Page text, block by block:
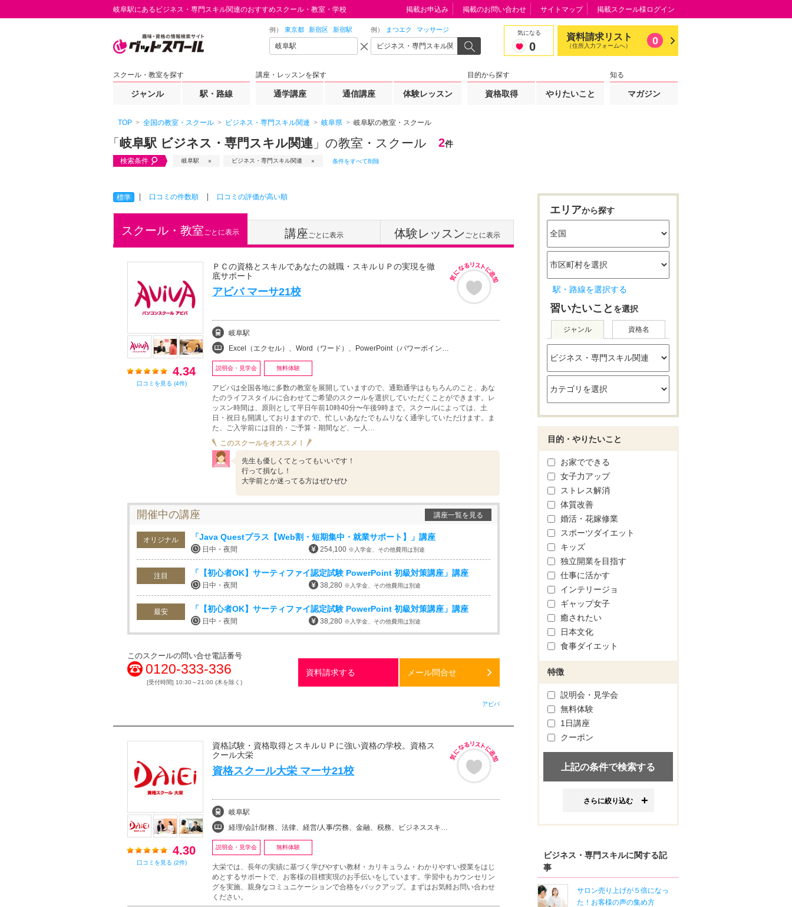
岐阜駅にあるビジネス・専門スキル関連のおすすめスクール・教室・学校
例） 東京都 新宿区 新宿駅 例） まつエク マッサージ 気になる
0
資料請求リスト
（住所入力フォームへ） 0
スクール・教室を探す
ジャンル 駅・路線
講座・レッスンを探す
通学講座 通信講座 体験レッスン
目的から探す
資格取得 やりたいこと
知る
マガジン
掲載お申込み 掲載のお問い合わせ サイトマップ 掲載スクール様ログイン
TOP 全国の教室・スクール ビジネス・専門スキル関連 岐阜県 岐阜駅の教室・スクール
「 岐阜駅 ビジネス・専門スキル関連 」の教室・スクール 2件
検索条件 岐阜駅 ビジネス・専門スキル関連 条件をすべて削除
標準 口コミの件数順 口コミの評価が高い順
スクール・教室ごとに表示 講座ごとに表示 体験レッスンごとに表示
4.34
口コミを見る (4件)
ＰＣの資格とスキルであなたの就職・スキルＵＰの実現を徹
底サポート
アビバ マーサ21校
岐阜駅
Excel（エクセル）、Word（ワード）、PowerPoint（パワーポイント・PPT）、Access（アクセス）、マ…
説明会・見学会 無料体験
アビバは全国各地に多数の教室を展開していますので、通勤通学はもちろんのこと、あな
たのライフスタイルに合わせてご希望のスクールを選択していただくことができます。レ
ッスン時間は、原則として平日午前10時40分〜午後9時まで。スクールによっては、土
日・祝日も開講しておりますので、忙しいあなたでもムリなく通学していただけます。ま
た、ご入学前には目的・ご予算・期間など、一人…
このスクールをオススメ！
先生も優しくてとってもいいです！
行って損なし！
大学前とか迷ってる方はぜひぜひ
開催中の講座 講座一覧を見る
オリジナル 「Java Questプラス【Web割・短期集中・就業サポート】」講座
日中・夜間 254,100 ※入学金、その他費用は別途
注目 「【初心者OK】サーティファイ認定試験 PowerPoint 初級対策講座」講座
日中・夜間 38,280 ※入学金、その他費用は別途
最安 「【初心者OK】サーティファイ認定試験 PowerPoint 初級対策講座」講座
日中・夜間 38,280 ※入学金、その他費用は別途
このスクールの問い合せ電話番号
0120-333-336
[受付時間] 10:30～21:00 (木を除く)
資料請求する メール問合せ
アビバ
4.30
口コミを見る (2件)
資格試験・資格取得とスキルＵＰに強い資格の学校。資格ス
クール大栄
資格スクール大栄 マーサ21校
岐阜駅
経理/会計/財務、法律、経営/人事/労務、金融、税務、ビジネススキルアップ・キャリアアップ、ビジネス・専門スキルその他
説明会・見学会 無料体験
大栄では、長年の実績に基づく学びやすい教材・カリキュラム・わかりやすい授業をはじ
めとするサポートで、お客様の目標実現のお手伝いをしています。学習中もカウンセリン
グを実施、親身なコミュニケーションで合格をバックアップ。まずはお気軽お問い合わせ
ください。
エリアから探す
駅・路線を選択する
習いたいこと を選択
ジャンル 資格名
目的・やりたいこと
お家でできる
女子力アップ
ストレス解消
体質改善
婚活・花嫁修業
スポーツダイエット
キッズ
独立開業を目指す
仕事に活かす
インテリージョ
ギャップ女子
癒されたい
日本文化
食事ダイエット
特徴
説明会・見学会
無料体験
1日講座
クーポン
さらに絞り込む
ビジネス・専門スキルに関する記
事
サロン売り上げが５倍になっ
た！お客様の声の集め方